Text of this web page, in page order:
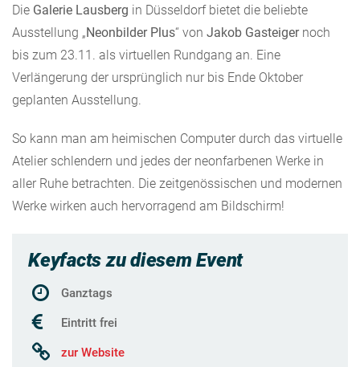
Die Galerie Lausberg in Düsseldorf bietet die beliebte
Ausstellung „Neonbilder Plus“ von Jakob Gasteigernoch
bis zum 23.11. als virtuellen Rundgang an. Eine
Verlängerung der ursprünglich nur bis Ende Oktober
geplanten Ausstellung.
So kann man am heimischen Computer durch das virtuelle
Atelier schlendern und jedes der neonfarbenen Werke in
aller Ruhe betrachten. Die zeitgenössischen und modernen
Werke wirken auch hervorragend am Bildschirm!
Keyfacts zu diesem Event
Ganztags
Eintritt frei
zur Website